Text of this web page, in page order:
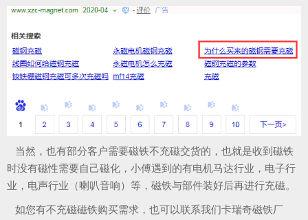
当然，也有部分客户需要磁铁不充磁交货的，也就是收到磁铁
时没有磁性需要自己磁化，小傅遇到的有电机马达行业，电子行
业，电声行业（喇叭音响）等，磁铁与部件装好后再进行充磁。
如您有不充磁磁铁购买需求，也可以联系我们卡瑞奇磁铁厂